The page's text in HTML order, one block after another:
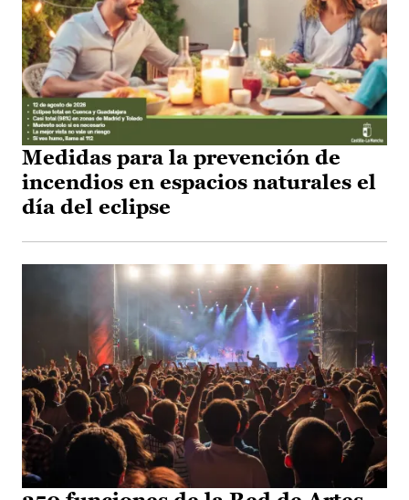
Medidas para la prevención de
incendios en espacios naturales el
día del eclipse